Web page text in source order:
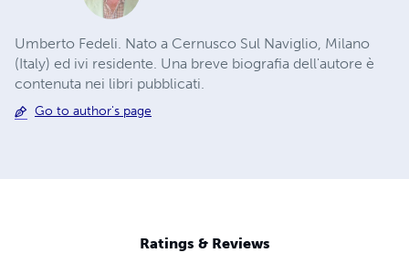
Umberto Fedeli. Nato a Cernusco Sul Naviglio, Milano
(Italy) ed ivi residente. Una breve biografia dell'autore è
contenuta nei libri pubblicati.
Go to author's page
Ratings & Reviews